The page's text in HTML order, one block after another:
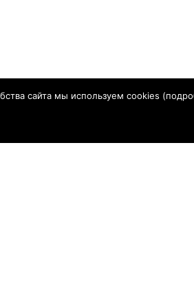
сайта мы используем cookies (